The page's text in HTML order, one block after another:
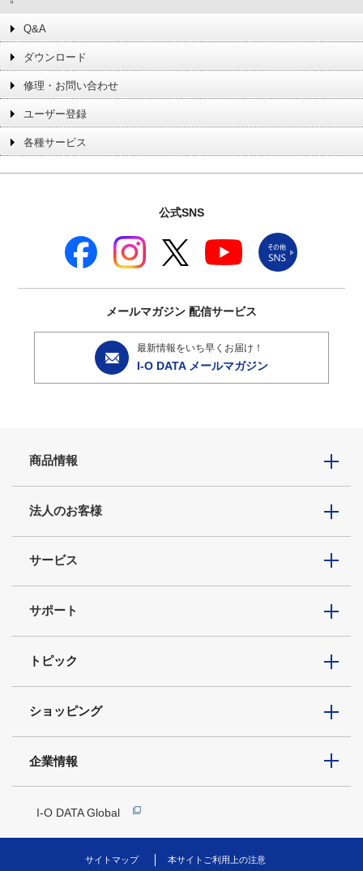
Q&A
ダウンロード
修理・お問い合わせ
ユーザー登録
各種サービス
公式SNS
メールマガジン 配信サービス
最新情報をいち早くお届け！
I-O DATA メールマガジン
商品情報
法人のお客様
サービス
サポート
トピック
ショッピング
企業情報
I-O DATA Global
サイトマップ 本サイトご利用上の注意